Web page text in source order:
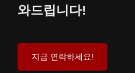
와드립니다!
지금 연락하세요!